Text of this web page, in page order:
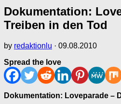
Dokumentation:
Treiben in den Tod
by redaktionlu · 09.08.2010
Spread the love
Dokumentation: Loveparade –